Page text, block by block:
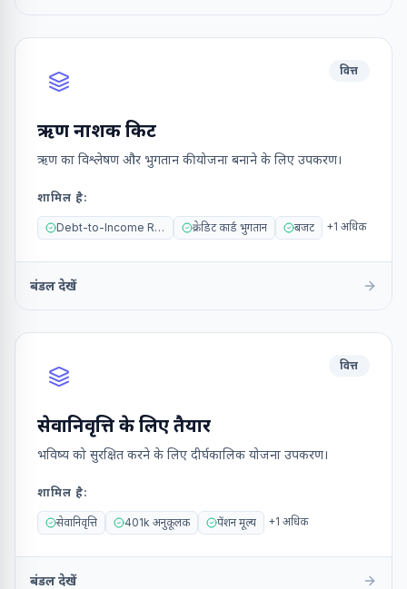
वित्त
ऋण नाशक किट
ऋण का विश्लेषण और भुगतान की योजना बनाने के लिए उपकरण।
शामिल है:
Debt-to-Income Ratio क्रेडिट कार्ड भुगतान बजट +1 अधिक
बंडल देखें
वित्त
सेवानिवृत्ति के लिए तैयार
भविष्य को सुरक्षित करने के लिए दीर्घकालिक योजना उपकरण।
शामिल है:
सेवानिवृत्ति 401k अनुकूलक पेंशन मूल्य +1 अधिक
बंडल देखें